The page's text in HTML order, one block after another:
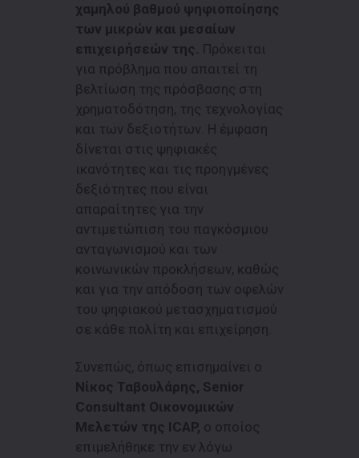
χαμηλού βαθμού ψηφιοποίησης
των μικρών και μεσαίων
επιχειρήσεών της. Πρόκειται
για πρόβλημα που απαιτεί τη
βελτίωση της πρόσβασης στη
χρηματοδότηση, της τεχνολογίας
και των δεξιοτήτων. Η έμφαση
δίνεται στις ψηφιακές
ικανότητες και τις προηγμένες
δεξιότητες που είναι
απαραίτητες για την
αντιμετώπιση του παγκόσμιου
ανταγωνισμού και των
κοινωνικών προκλήσεων, καθώς
και για την απόδοση των οφελών
του ψηφιακού μετασχηματισμού
σε κάθε πολίτη και επιχείρηση.
Συνεπώς, όπως επισημαίνει ο
Νίκος Ταβουλάρης, Senior
Consultant Οικονομικών
Μελετών της ICAP, o οποίος
επιμελήθηκε την εν λόγω